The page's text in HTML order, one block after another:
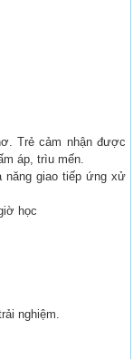
Trẻ cảm nhận được
áp, trìu mến.
năng giao tiếp ứng xử
học
nghiệm.